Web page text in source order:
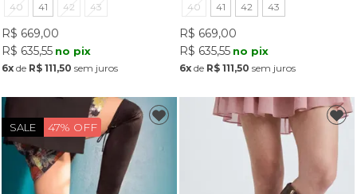
40 41 42 43
R$ 669,00
R$ 635,55 no pix
6xde R$ 111,50 sem juros
40 41 42 43
R$ 669,00
R$ 635,55 no pix
6x de R$ 111,50 sem juros
SALE 47% OFF